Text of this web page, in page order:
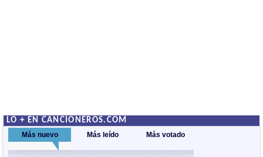
LO + EN CANCIONEROS.COM
Más nuevo Más leído Más votado